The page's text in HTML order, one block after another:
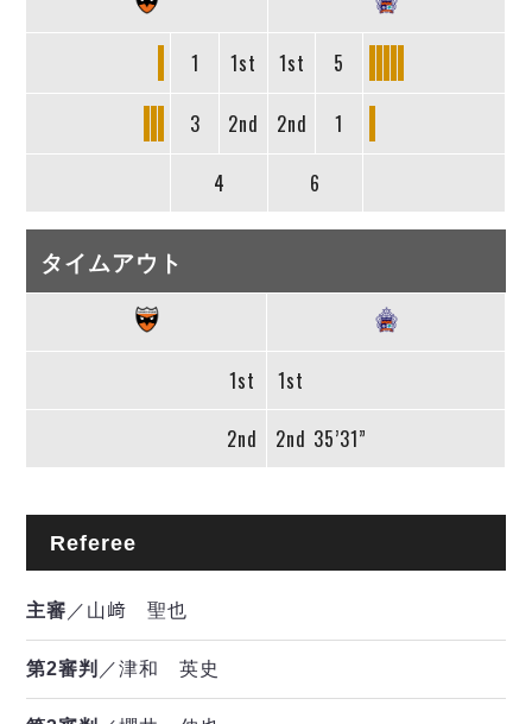
1 1st 1st 5
3 2nd 2nd 1
4 6
タイムアウト
1st 1st
2nd 2nd 35’31”
Referee
主審 ／山﨑 聖也
第2審判 ／津和 英史